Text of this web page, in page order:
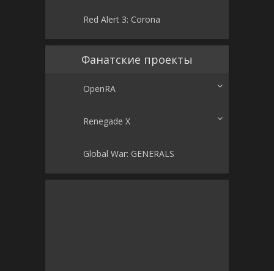
Red Alert 3: Corona
Фанатские проекты
OpenRA
Renegade X
Global War: GENERALS